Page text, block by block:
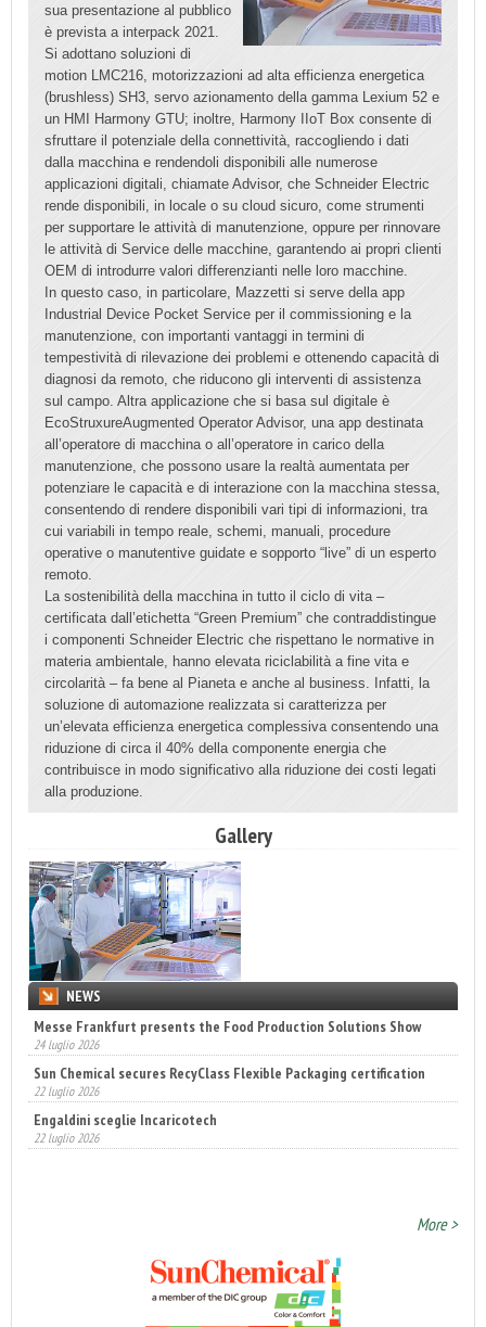
sua presentazione al pubblico
è prevista a interpack 2021.
Si adottano soluzioni di
motion LMC216, motorizzazioni ad alta efficienza energetica
(brushless) SH3, servo azionamento della gamma Lexium 52 e
un HMI Harmony GTU; inoltre, Harmony IIoT Box consente di
sfruttare il potenziale della connettività, raccogliendo i dati
dalla macchina e rendendoli disponibili alle numerose
applicazioni digitali, chiamate Advisor, che Schneider Electric
rende disponibili, in locale o su cloud sicuro, come strumenti
per supportare le attività di manutenzione, oppure per rinnovare
le attività di Service delle macchine, garantendo ai propri clienti
OEM di introdurre valori differenzianti nelle loro macchine.
In questo caso, in particolare, Mazzetti si serve della app
Industrial Device Pocket Service per il commissioning e la
manutenzione, con importanti vantaggi in termini di
tempestività di rilevazione dei problemi e ottenendo capacità di
diagnosi da remoto, che riducono gli interventi di assistenza
sul campo. Altra applicazione che si basa sul digitale è
EcoStruxureAugmented Operator Advisor, una app destinata
all’operatore di macchina o all’operatore in carico della
manutenzione, che possono usare la realtà aumentata per
potenziare le capacità e di interazione con la macchina stessa,
consentendo di rendere disponibili vari tipi di informazioni, tra
cui variabili in tempo reale, schemi, manuali, procedure
operative o manutentive guidate e sopporto “live” di un esperto
remoto.
La sostenibilità della macchina in tutto il ciclo di vita –
certificata dall’etichetta “Green Premium” che contraddistingue
i componenti Schneider Electric che rispettano le normative in
materia ambientale, hanno elevata riciclabilità a fine vita e
circolarità – fa bene al Pianeta e anche al business. Infatti, la
soluzione di automazione realizzata si caratterizza per
un’elevata efficienza energetica complessiva consentendo una
riduzione di circa il 40% della componente energia che
contribuisce in modo significativo alla riduzione dei costi legati
alla produzione.
Gallery
NEWS
Messe Frankfurt presents the Food Production Solutions Show
24 luglio 2026
Sun Chemical secures RecyClass Flexible Packaging certification
22 luglio 2026
Engaldini sceglie Incaricotech
22 luglio 2026
Annunciati i finalisti dei Diamonds Awards 2026 di FTA Europe
14 luglio 2026
More >